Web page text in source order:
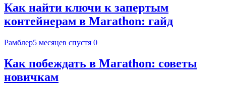
Как найти ключи к запертым
контейнерам в Marathon: гайд
Рамблер5 месяцев спустя 0
Как побеждать в Marathon: советы
новичкам